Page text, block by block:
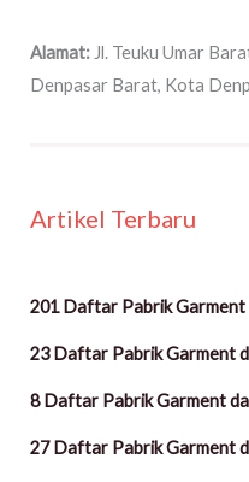
Alamat: Jl. Teuku Umar
Denpasar Barat, Kota
Artikel Terbaru
201 Daftar Pabrik Garment
23 Daftar Pabrik Garment
8 Daftar Pabrik Garment
27 Daftar Pabrik Garment